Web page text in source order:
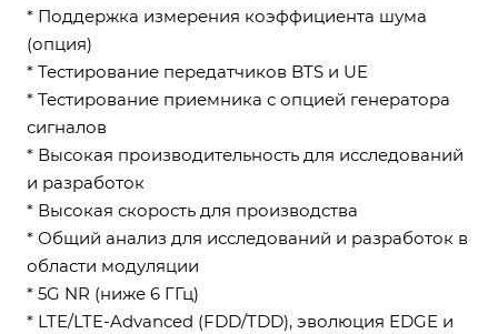
* Поддержка измерения коэффициента шума
(опция)
* Тестирование передатчиков BTS и UE
* Тестирование приемника с опцией генератора
сигналов
* Высокая производительность для исследований
и разработок
* Высокая скорость для производства
* Общий анализ для исследований и разработок в
области модуляции
* 5G NR (ниже 6 ГГц)
* LTE/LTE-Advanced (FDD/TDD), эволюция EDGE и